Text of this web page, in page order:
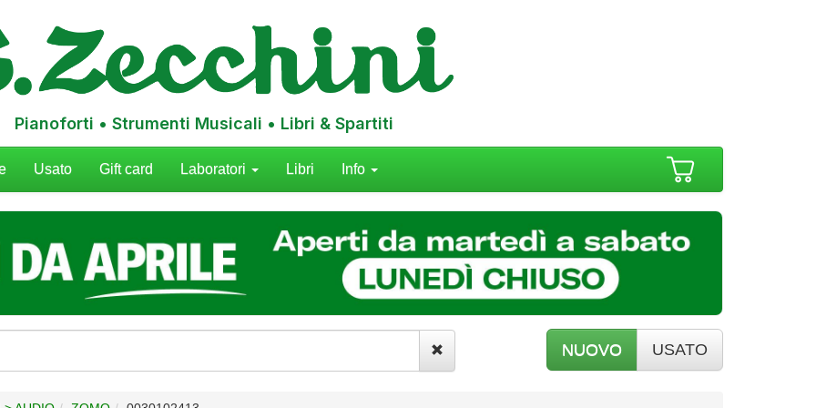
Pianoforti • Strumenti Musicali • Libri & Spartiti
Usato Gift card Laboratori Libri Info
NUOVO USATO